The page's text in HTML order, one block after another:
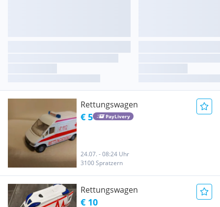
Rettungswagen
€ 5 PayLivery
24.07. - 08:24 Uhr
3100 Spratzern
Rettungswagen
€ 10